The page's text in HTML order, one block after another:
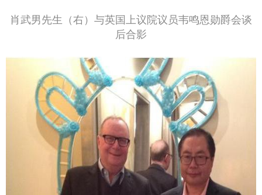
肖武男先生（右）与英国上议院议员韦鸣恩勋爵会谈
后合影